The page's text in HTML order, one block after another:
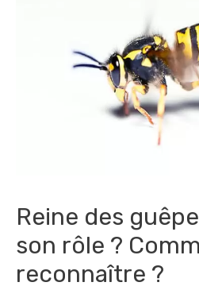
Reine des
son rôle ?
reconnaître ?